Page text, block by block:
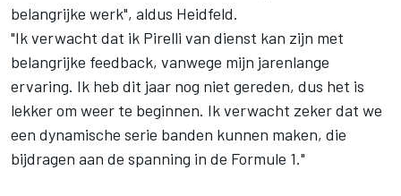
belangrijke werk", aldus Heidfeld.
"Ik verwacht dat ik Pirelli van dienst kan zijn met
belangrijke feedback, vanwege mijn jarenlange
ervaring. Ik heb dit jaar nog niet gereden, dus het is
lekker om weer te beginnen. Ik verwacht zeker dat we
een dynamische serie banden kunnen maken, die
bijdragen aan de spanning in de Formule 1."